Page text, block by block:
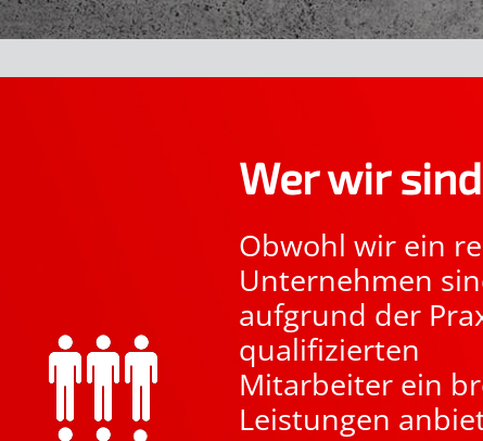
Wer wir sind
Obwohl wir ein
Unternehmen
aufgrund der
qualifizierten
Mitarbeiter ein
Leistungen